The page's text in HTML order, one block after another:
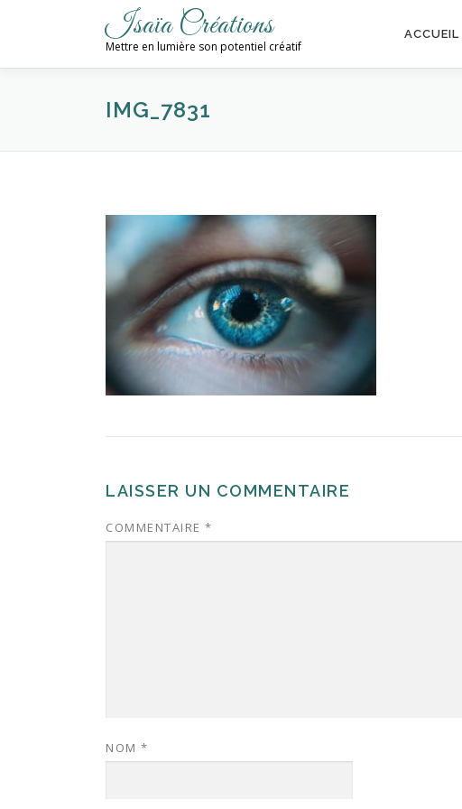
Isaïa Créations
Mettre en lumière son potentiel créatif
ACCUEIL
IMG_7831
LAISSER UN COMMENTAIRE
COMMENTAIRE *
NOM *